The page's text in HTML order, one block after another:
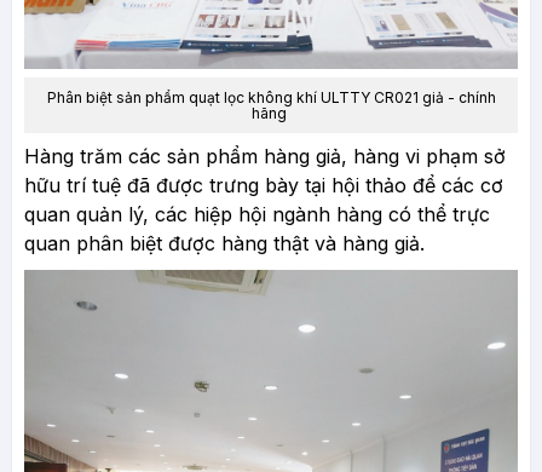
Phân biệt sản phẩm quạt lọc không khí ULTTY CR021 giả - chính
hãng
Hàng trăm các sản phẩm hàng giả, hàng vi phạm sở
hữu trí tuệ đã được trưng bày tại hội thảo để các cơ
quan quản lý, các hiệp hội ngành hàng có thể trực
quan phân biệt được hàng thật và hàng giả.